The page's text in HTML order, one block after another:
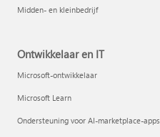
Midden- en kleinbedrijf
Ontwikkelaar en IT
Microsoft-ontwikkelaar
Microsoft Learn
Ondersteuning voor AI-marketplace-apps